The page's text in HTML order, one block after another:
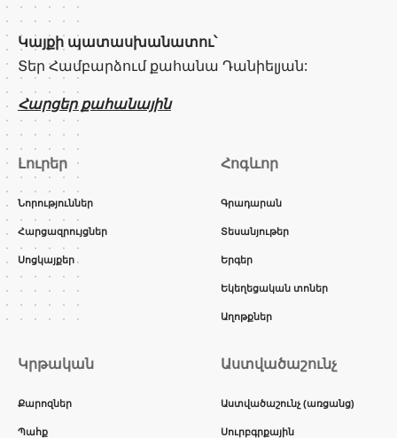
Կայքի պատասխանատու՝
Տեր Համբարձում քահանա Դանիելյան:
Հարցեր քահանային
Լուրեր
Նորություններ
Հարցազրույցներ
Սոցկայքեր
Հոգևոր
Գրադարան
Տեսանյութեր
Երգեր
Եկեղեցական տոներ
Աղոթքներ
Կրթական
Քարոզներ
Պահք
Աստվածաշունչ
Աստվածաշունչ (առցանց)
Սուրբգրքային